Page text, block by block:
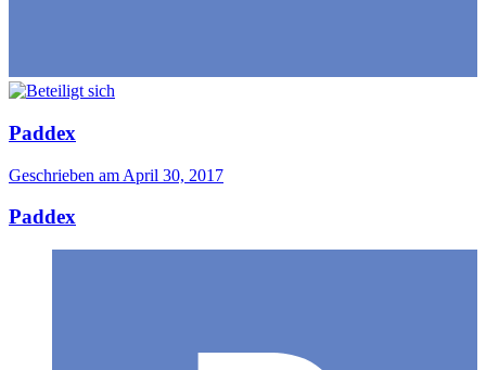
Paddex
Geschrieben am April 30, 2017
Paddex